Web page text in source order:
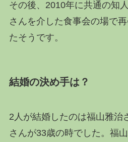
その後、2010年に共通の知
さんを介した食事会の場で
たそうです。
結婚の決め手は？
2人が結婚したのは福山雅治
さんが33歳の時でした。福